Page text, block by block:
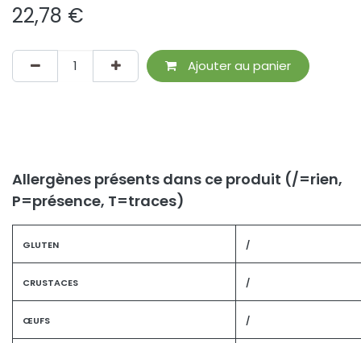
22,78 €
Ajouter au panier
Allergènes présents dans ce produit (/=rien,
P=présence, T=traces)
GLUTEN /
CRUSTACES /
ŒUFS /